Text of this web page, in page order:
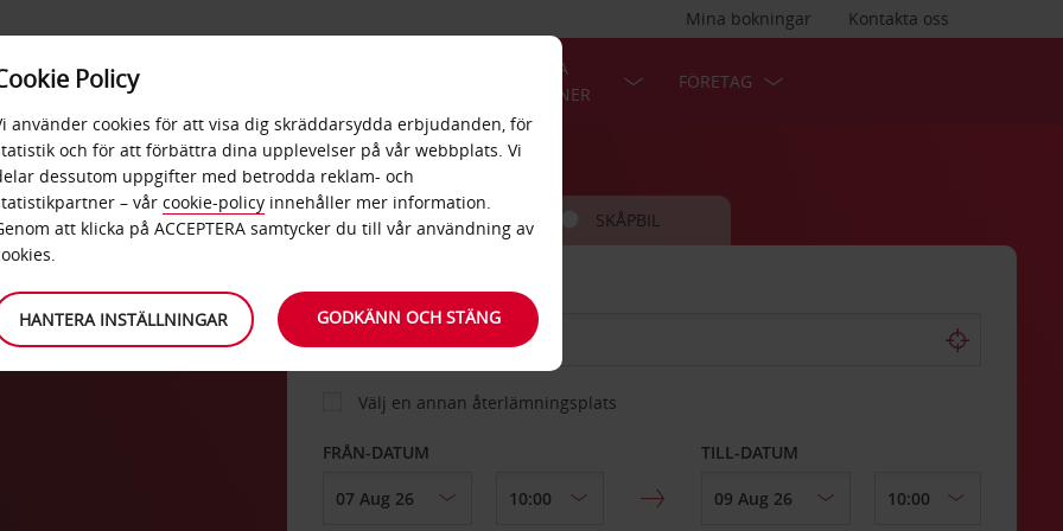
Kontakta oss
Mina bokningar
ERBJUDANDEN
POPULÄRA
DESTINATIONER
FÖRETAG
BIL SKÅPBIL
HÄMTA FRÅN
Välj en annan återlämningsplats
FRÅN-DATUM TILL-DATUM
Policy
använder cookies för att visa dig skräddarsydda erbjudanden, för
och för att förbättra dina upplevelser på vår webbplats. Vi
dessutom uppgifter med betrodda reklam- och
– vår cookie-policy innehåller mer information.
att klicka på ACCEPTERA samtycker du till vår användning av
HANTERA INSTÄLLNINGAR GODKÄNN OCH STÄNG